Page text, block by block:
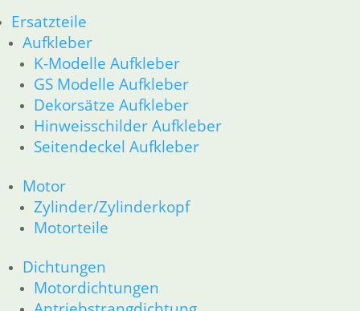
Ersatzteile
Aufkleber
K-Modelle Aufkleber
GS Modelle Aufkleber
Dekorsätze Aufkleber
Hinweisschilder Aufkleber
Seitendeckel Aufkleber
Motor
Zylinder/Zylinderkopf
Motorteile
Dichtungen
Motordichtungen
46 Rahmen & Verkleidung
51 Spiegel & Schlösser
52 Sitzbank
61 Fahrzeugelektrik
62 Instrumente
63 Scheinwerfer
R80GS ab 1991 bis R100GS PD R80 Basic
11 Motor
Zylinderkopf
Kolben/Kolbenringe
12 Motorelektrik
16 Tank
18 Auspuff
21 Kupplung